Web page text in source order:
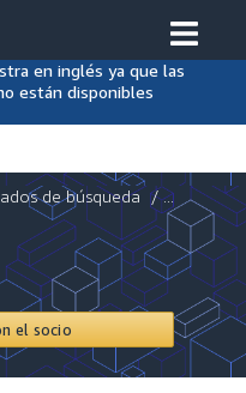
en inglés ya que las
están disponibles
de búsqueda / ...
el socio